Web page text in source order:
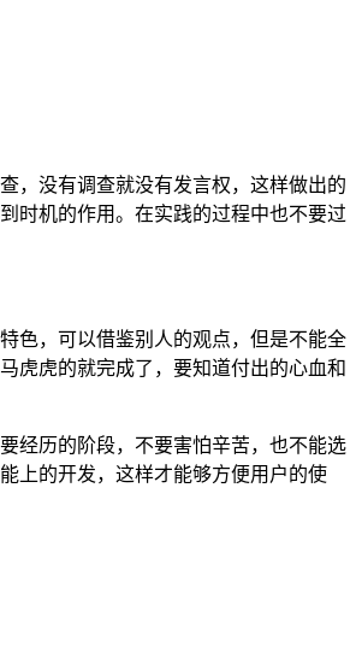
，没有调查就没有发言权，这样做出的
时机的作用。在实践的过程中也不要过
色，可以借鉴别人的观点，但是不能全
虎虎的就完成了，要知道付出的心血和
经历的阶段，不要害怕辛苦，也不能选
上的开发，这样才能够方便用户的使